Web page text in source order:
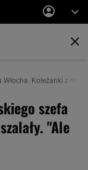
Koleżanki z
szefa
"Ale